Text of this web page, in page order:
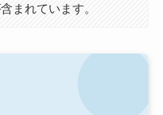
まれています。